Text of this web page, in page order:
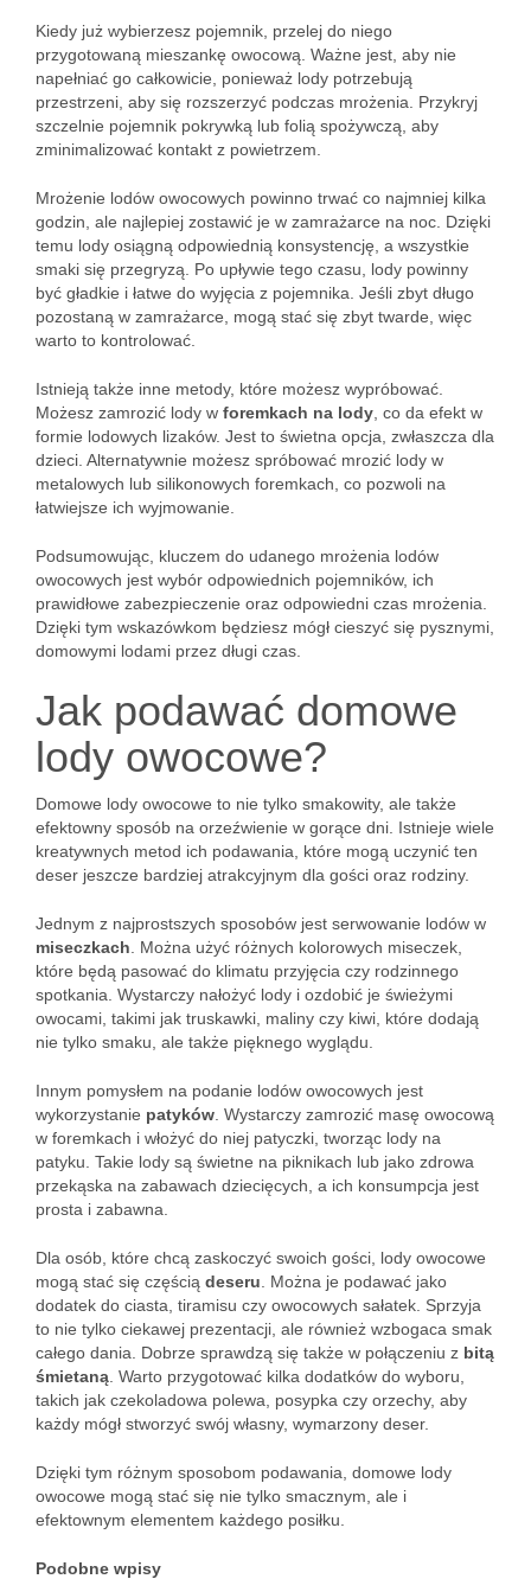
Kiedy już wybierzesz pojemnik, przelej do niego
przygotowaną mieszankę owocową. Ważne jest, aby nie
napełniać go całkowicie, ponieważ lody potrzebują
przestrzeni, aby się rozszerzyć podczas mrożenia. Przykryj
szczelnie pojemnik pokrywką lub folią spożywczą, aby
zminimalizować kontakt z powietrzem.
Mrożenie lodów owocowych powinno trwać co najmniej kilka
godzin, ale najlepiej zostawić je w zamrażarce na noc. Dzięki
temu lody osiągną odpowiednią konsystencję, a wszystkie
smaki się przegryzą. Po upływie tego czasu, lody powinny
być gładkie i łatwe do wyjęcia z pojemnika. Jeśli zbyt długo
pozostaną w zamrażarce, mogą stać się zbyt twarde, więc
warto to kontrolować.
Istnieją także inne metody, które możesz wypróbować.
Możesz zamrozić lody w foremkach na lody , co da efekt w
formie lodowych lizaków. Jest to świetna opcja, zwłaszcza dla
dzieci. Alternatywnie możesz spróbować mrozić lody w
metalowych lub silikonowych foremkach, co pozwoli na
łatwiejsze ich wyjmowanie.
Podsumowując, kluczem do udanego mrożenia lodów
owocowych jest wybór odpowiednich pojemników, ich
prawidłowe zabezpieczenie oraz odpowiedni czas mrożenia.
Dzięki tym wskazówkom będziesz mógł cieszyć się pysznymi,
domowymi lodami przez długi czas.
Jak podawać domowe
lody owocowe?
Domowe lody owocowe to nie tylko smakowity, ale także
efektowny sposób na orzeźwienie w gorące dni. Istnieje wiele
kreatywnych metod ich podawania, które mogą uczynić ten
deser jeszcze bardziej atrakcyjnym dla gości oraz rodziny.
Jednym z najprostszych sposobów jest serwowanie lodów w
miseczkach . Można użyć różnych kolorowych miseczek,
które będą pasować do klimatu przyjęcia czy rodzinnego
spotkania. Wystarczy nałożyć lody i ozdobić je świeżymi
owocami, takimi jak truskawki, maliny czy kiwi, które dodają
nie tylko smaku, ale także pięknego wyglądu.
Innym pomysłem na podanie lodów owocowych jest
wykorzystanie patyków . Wystarczy zamrozić masę owocową
w foremkach i włożyć do niej patyczki, tworząc lody na
patyku. Takie lody są świetne na piknikach lub jako zdrowa
przekąska na zabawach dziecięcych, a ich konsumpcja jest
prosta i zabawna.
Dla osób, które chcą zaskoczyć swoich gości, lody owocowe
mogą stać się częścią deseru . Można je podawać jako
dodatek do ciasta, tiramisu czy owocowych sałatek. Sprzyja
to nie tylko ciekawej prezentacji, ale również wzbogaca smak
całego dania. Dobrze sprawdzą się także w połączeniu z bitą
śmietaną . Warto przygotować kilka dodatków do wyboru,
takich jak czekoladowa polewa, posypka czy orzechy, aby
każdy mógł stworzyć swój własny, wymarzony deser.
Dzięki tym różnym sposobom podawania, domowe lody
owocowe mogą stać się nie tylko smacznym, ale i
efektownym elementem każdego posiłku.
Podobne wpisy